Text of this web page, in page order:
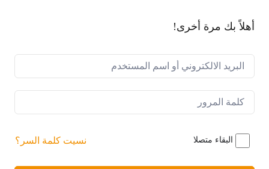
أهلاً بك مرة أخرى!
البقاء متصلا نسيت كلمة السر؟